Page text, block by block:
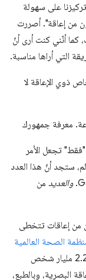
على سهولة
من إعاقة". أصررت
أنّني كنت أرى أنّ
أراها مناسبة.
الإعاقة لا
جمهورك
كلمة "فقط" تجعل الأمر
أنّ هذا العدد
من
إعاقات تتخطى
الصحة العالمية
أكثر من مليار شخص يعانون من إعاقة، وأنّ 2.2 مليار شخص
وبالطبع،